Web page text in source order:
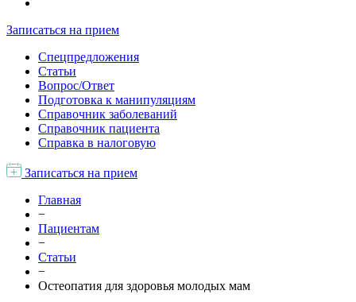
Записаться на прием
Спецпредложения
Статьи
Вопрос/Ответ
Подготовка к манипуляциям
Справочник заболеваний
Справочник пациента
Справка в налоговую
Записаться на прием
Главная
−
Пациентам
−
Статьи
−
Остеопатия для здоровья молодых мам